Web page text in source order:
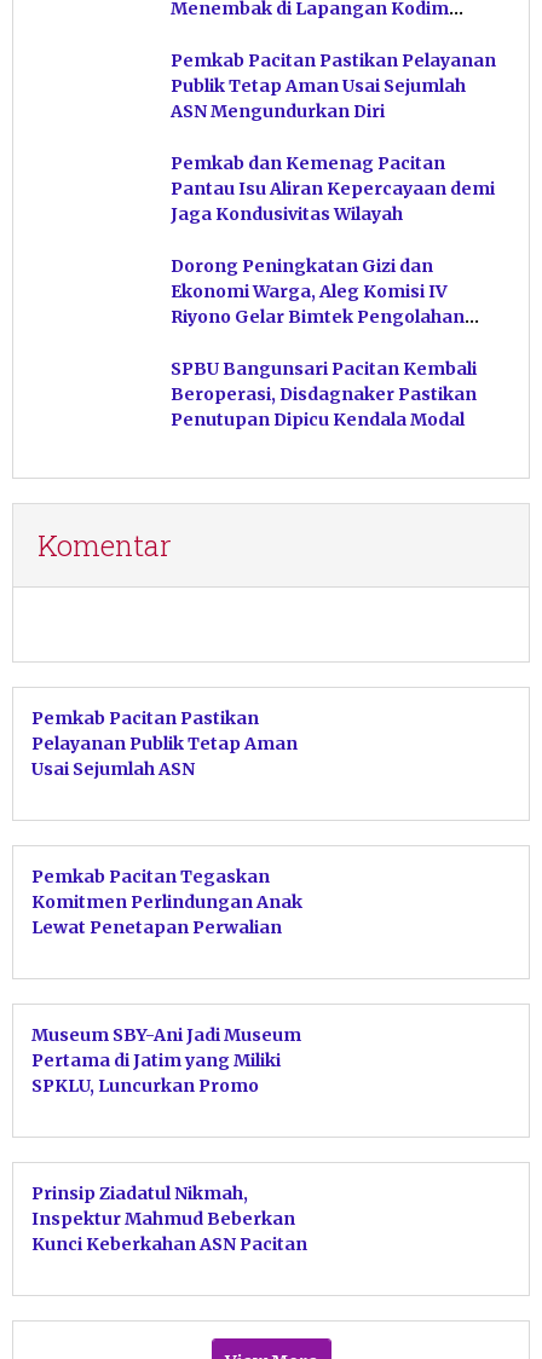
Menembak di Lapangan Kodim
Pemkab Pacitan Pastikan Pelayanan
Publik Tetap Aman Usai Sejumlah
ASN Mengundurkan Diri
Pemkab dan Kemenag Pacitan
Pantau Isu Aliran Kepercayaan demi
Jaga Kondusivitas Wilayah
Dorong Peningkatan Gizi dan
Ekonomi Warga, Aleg Komisi IV
Riyono Gelar Bimtek Pengolahan
SPBU Bangunsari Pacitan Kembali
Beroperasi, Disdagnaker Pastikan
Penutupan Dipicu Kendala Modal
Komentar
Pemkab Pacitan Pastikan
Pelayanan Publik Tetap Aman
Usai Sejumlah ASN
Pemkab Pacitan Tegaskan
Komitmen Perlindungan Anak
Lewat Penetapan Perwalian
Museum SBY-Ani Jadi Museum
Pertama di Jatim yang Miliki
SPKLU, Luncurkan Promo
Prinsip Ziadatul Nikmah,
Inspektur Mahmud Beberkan
Kunci Keberkahan ASN Pacitan